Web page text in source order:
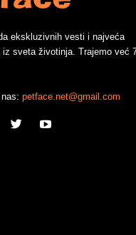
ekskluzivnih vesti i najveća
iz sveta životinja. Trajemo već
petface.net@gmail.com